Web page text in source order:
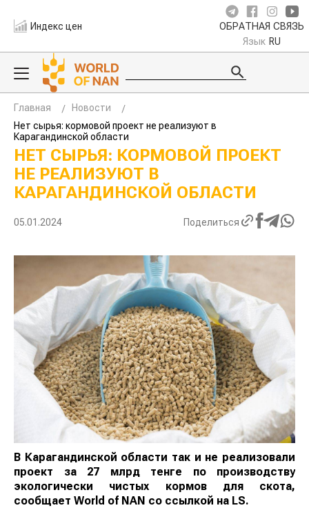
Индекс цен ОБРАТНАЯ СВЯЗЬ
Язык RU
Главная
Новости
Нет сырья: кормовой проект не реализуют в
Карагандинской области
НЕТ СЫРЬЯ: КОРМОВОЙ ПРОЕКТ
НЕ РЕАЛИЗУЮТ В
КАРАГАНДИНСКОЙ ОБЛАСТИ
05.01.2024 Поделиться
В Карагандинской области так и не реализовали
проект за 27 млрд тенге по производству
экологически чистых кормов для скота,
сообщает World of NAN со ссылкой на LS.